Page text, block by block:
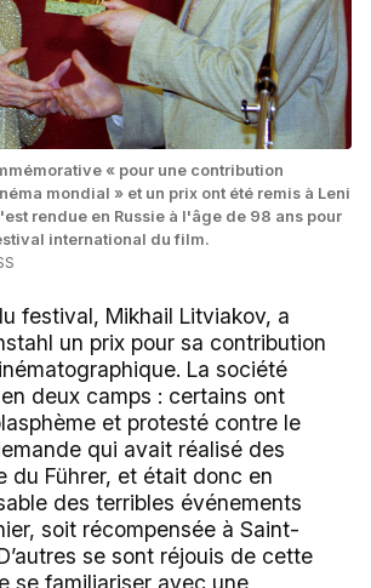
« pour une contribution
mondial » et un prix ont été remis à Leni
rendue en Russie à l'âge de 98 ans pour
international du film.
festival, Mikhail Litviakov, a
un prix pour sa contribution
La société
deux camps : certains ont
et protesté contre le
qui avait réalisé des
du Führer, et était donc en
des terribles événements
soit récompensée à Saint-
se sont réjouis de cette
se familiariser avec une